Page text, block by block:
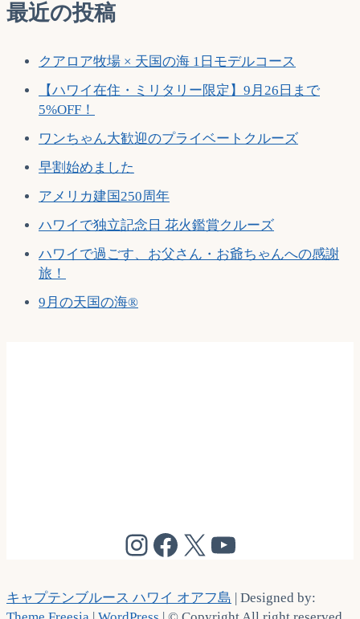
最近の投稿
クアロア牧場 × 天国の海 1日モデルコース
【ハワイ在住・ミリタリー限定】9月26日まで
5%OFF！
ワンちゃん大歓迎のプライベートクルーズ
早割始めました
アメリカ建国250周年
ハワイで独立記念日 花火鑑賞クルーズ
ハワイで過ごす、お父さん・お爺ちゃんへの感謝
旅！
9月の天国の海®
@cptbruce_hi
@cptbrucehi
@cptbruce_hi
キャプテンブルース ハワイ オアフ島 | Designed by: